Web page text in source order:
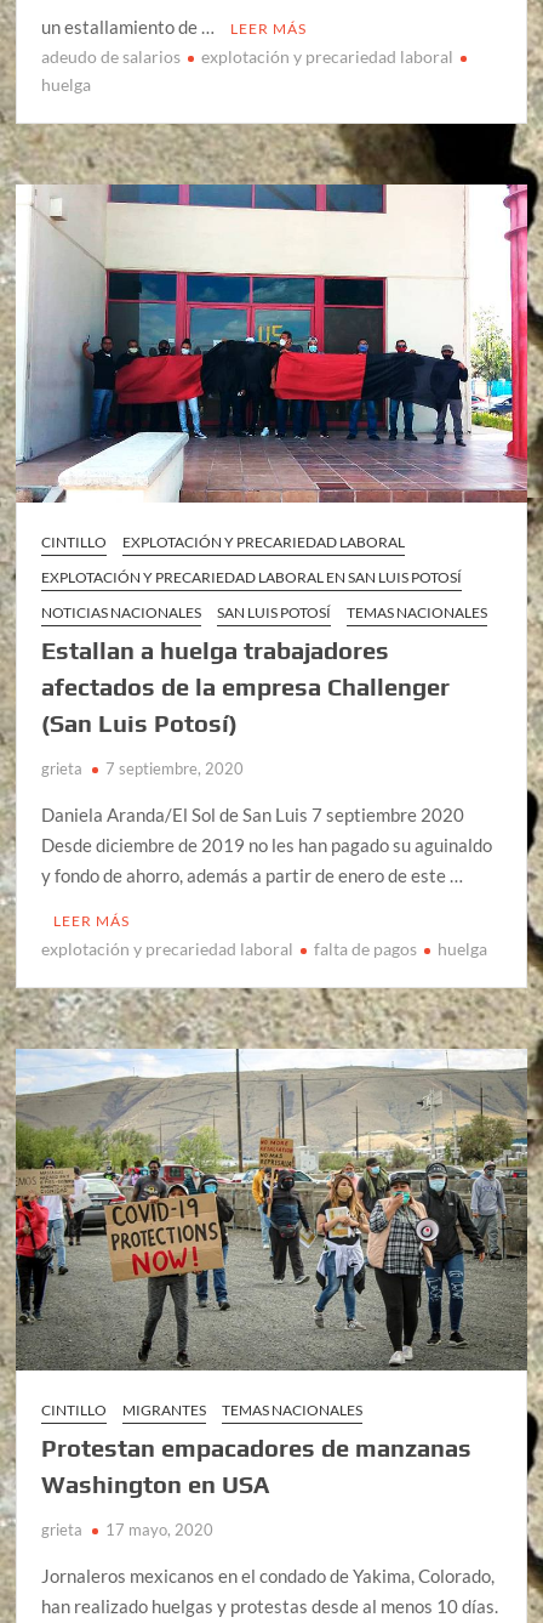
un estallamiento de …
LEER MÁS
adeudo de salarios
explotación y precariedad laboral
huelga
CINTILLO
EXPLOTACIÓN Y PRECARIEDAD LABORAL
EXPLOTACIÓN Y PRECARIEDAD LABORAL EN SAN LUIS POTOSÍ
NOTICIAS NACIONALES
SAN LUIS POTOSÍ TEMAS NACIONALES
Estallan a huelga trabajadores
afectados de la empresa Challenger
(San Luis Potosí)
grieta 7 septiembre, 2020
Daniela Aranda/El Sol de San Luis 7 septiembre 2020
Desde diciembre de 2019 no les han pagado su aguinaldo
y fondo de ahorro, además a partir de enero de este …
LEER MÁS
explotación y precariedad laboral falta de pagos huelga
CINTILLO MIGRANTES TEMAS NACIONALES
Protestan empacadores de manzanas
Washington en USA
grieta 17 mayo, 2020
Jornaleros mexicanos en el condado de Yakima, Colorado,
han realizado huelgas y protestas desde al menos 10 días.